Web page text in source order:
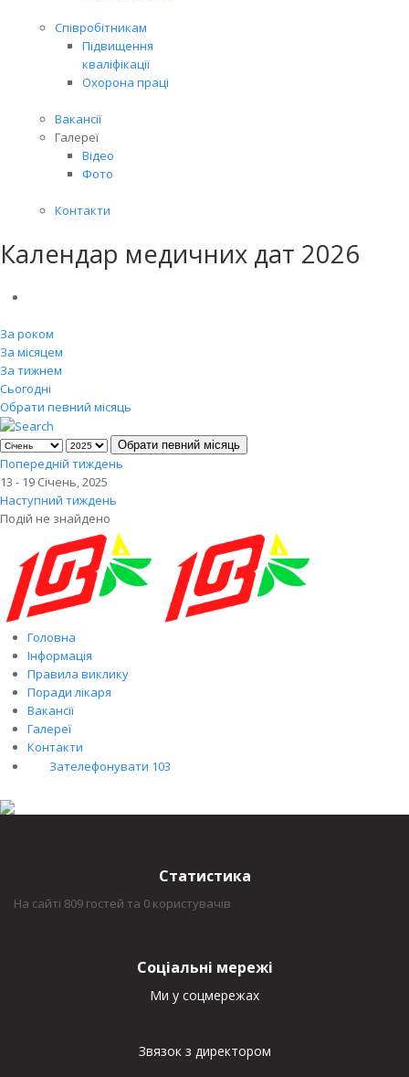
Співробітникам
Підвищення
кваліфікації
Охорона праці
Вакансії
Галереї
Відео
Фото
Контакти
Календар медичних дат 2026
За роком
За місяцем
За тижнем
Сьогодні
Обрати певний місяць
Обрати певний місяць
Попередній тиждень
13 - 19 Січень, 2025
Наступний тиждень
Подій не знайдено
Головна
Інформація
Правила виклику
Поради лікаря
Вакансії
Галереї
Контакти
Зателефонувати 103
Статистика
На сайті 809 гостей та 0 користувачів
Соціальні мережі
Ми у соцмережах
Звязок з директором